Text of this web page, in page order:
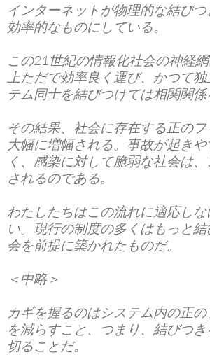
インターネットが物理的な結び
効率的なものにしている。
この21世紀の情報化社会の神経
上ただで効率良く運び、かつて
テム同士を結びつけては相関関係
その結果、社会に存在する正の
大幅に増幅される。事故が起き
く、感染に対して脆弱な社会は
されるのである。
わたしたちはこの流れに適応し
い。現行の制度の多くはもっと
会を前提に築かれたものだ。
＜中略＞
カギを握るのはシステム内の正
を減らすこと、つまり、結びつ
切ることだ。